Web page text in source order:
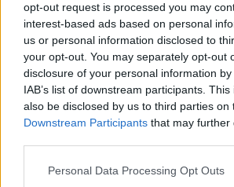
opt-out request is processed you may
interest-based ads based on personal
us or personal information disclosed to
your opt-out. You may separately opt-out
disclosure of your personal information
IAB’s list of downstream participants.
also be disclosed by us to third parties on
Downstream Participants that may further
Personal Data Processing Opt Outs
Δείτε
υποστήριξη...